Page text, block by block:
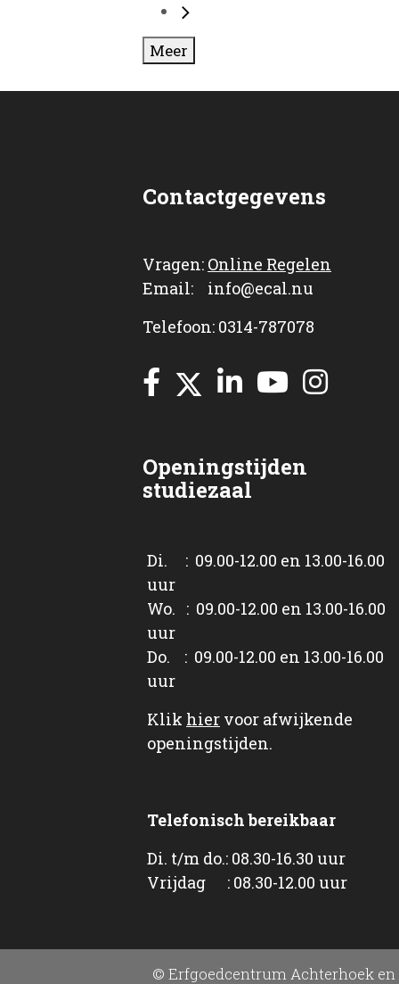
Meer
Contactgegevens
Vragen: Online Regelen
Email: info@ecal.nu
Telefoon: 0314-787078
Openingstijden
studiezaal
Di. : 09.00-12.00 en 13.00-16.00
uur
Wo. : 09.00-12.00 en 13.00-16.00
uur
Do. : 09.00-12.00 en 13.00-16.00
uur
Klik hier voor afwijkende
openingstijden.
Telefonisch bereikbaar
Di. t/m do.: 08.30-16.30 uur
Vrijdag : 08.30-12.00 uur
© Erfgoedcentrum Achterhoek en